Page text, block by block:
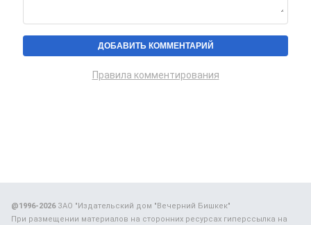
Правила комментирования
@1996-2026ЗАО "Издательский дом "Вечерний Бишкек"
При размещении материалов на сторонних ресурсах гиперссылка на